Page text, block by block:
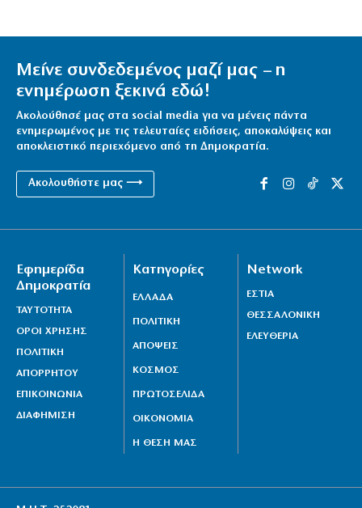
Μείνε συνδεδεμένος μαζί μας – η
ενημέρωση ξεκινά εδώ!
Ακολούθησέ μας στα social media για να μένεις πάντα
ενημερωμένος με τις τελευταίες ειδήσεις, αποκαλύψεις και
αποκλειστικό περιεχόμενο από τη Δημοκρατία.
Ακολουθήστε μας ⟶
Εφημερίδα
Δημοκρατία
ΤΑΥΤΟΤΗΤΑ
ΟΡΟΙ ΧΡΗΣΗΣ
ΠΟΛΙΤΙΚΗ
ΑΠΟΡΡΗΤΟΥ
ΕΠΙΚΟΙΝΩΝΙΑ
ΔΙΑΦΗΜΙΣΗ
Κατηγορίες
ΕΛΛΑΔΑ
ΠΟΛΙΤΙΚΗ
ΑΠΟΨΕΙΣ
ΚΟΣΜΟΣ
ΠΡΩΤΟΣΕΛΙΔΑ
ΟΙΚΟΝΟΜΙΑ
Η ΘΕΣΗ ΜΑΣ
Network
ΕΣΤΙΑ
ΘΕΣΣΑΛΟΝΙΚΗ
ΕΛΕΥΘΕΡΙΑ